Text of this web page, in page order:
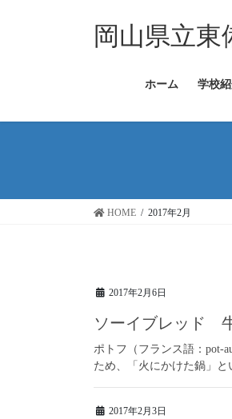
ス
ン
岡山県立東
ホーム 学校
HOME 2017年2月
2017年2月6日
ソーイブレッド
ポトフ（フランス語：pot-
ため、「火にかけた鍋」
2017年2月3日